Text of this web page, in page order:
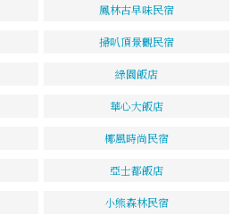
鳳林古早味民宿
掃叭頂景觀民宿
綠園飯店
華心大飯店
椰風時尚民宿
亞士都飯店
小熊森林民宿